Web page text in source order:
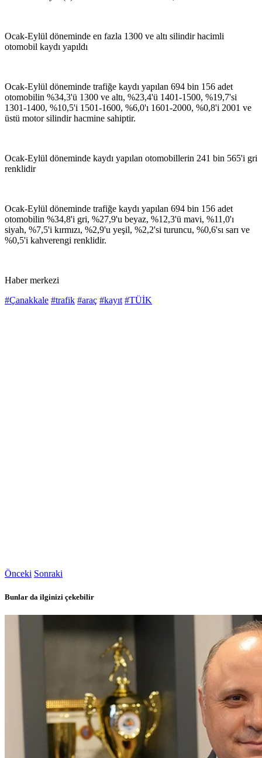
Ocak-Eylül döneminde en fazla 1300 ve altı silindir hacimli
otomobil kaydı yapıldı
Ocak-Eylül döneminde trafiğe kaydı yapılan 694 bin 156 adet
otomobilin %34,3'ü 1300 ve altı, %23,4'ü 1401-1500, %19,7'si
1301-1400, %10,5'i 1501-1600, %6,0'ı 1601-2000, %0,8'i 2001 ve
üstü motor silindir hacmine sahiptir.
Ocak-Eylül döneminde kaydı yapılan otomobillerin 241 bin 565'i gri
renklidir
Ocak-Eylül döneminde trafiğe kaydı yapılan 694 bin 156 adet
otomobilin %34,8'i gri, %27,9'u beyaz, %12,3'ü mavi, %11,0'ı
siyah, %7,5'i kırmızı, %2,9'u yeşil, %2,2'si turuncu, %0,6'sı sarı ve
%0,5'i kahverengi renklidir.
Haber merkezi
#Çanakkale #trafik #araç #kayıt #TÜİK
Önceki Sonraki
Bunlar da ilginizi çekebilir